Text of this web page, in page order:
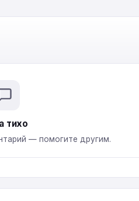
тихо
— помогите другим.